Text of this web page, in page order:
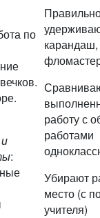
по
:
карандаш,
работу с
работами
Убирают
место (с
учителя)